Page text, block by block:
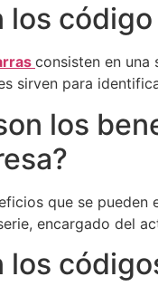
los
consisten en una
sirven para
los
que se
encargado del
los